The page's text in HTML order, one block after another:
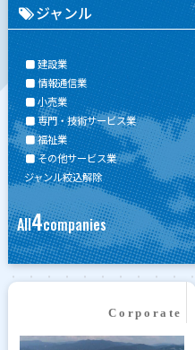
ジャンル
建設業
情報通信業
小売業
専門・技術サービス業
福祉業
その他サービス業
ジャンル絞込解除
All4companies